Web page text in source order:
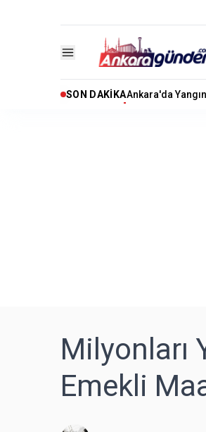
SON DAKIKAAnkara'da
Milyonları
Emekli